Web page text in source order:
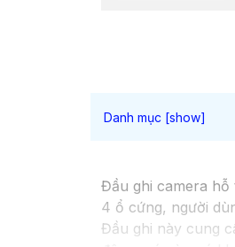
Đầu ghi camera hỗ
4 ổ cứng, người
Đầu ghi này cung